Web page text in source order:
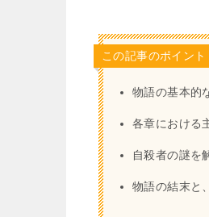
この記事のポイント
物語の基本的
各章における
自殺者の謎を
物語の結末と